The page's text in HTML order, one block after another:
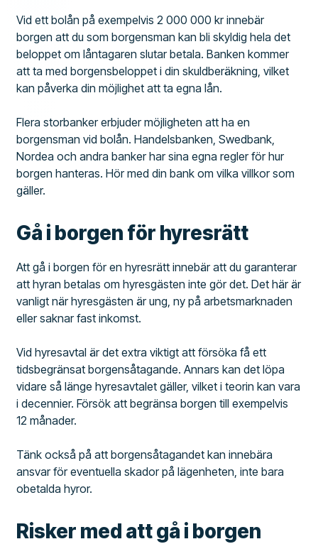
Vid ett bolån på exempelvis 2 000 000 kr innebär
borgen att du som borgensman kan bli skyldig hela det
beloppet om låntagaren slutar betala. Banken kommer
att ta med borgensbeloppet i din skuldberäkning, vilket
kan påverka din möjlighet att ta egna lån.
Flera storbanker erbjuder möjligheten att ha en
borgensman vid bolån. Handelsbanken, Swedbank,
Nordea och andra banker har sina egna regler för hur
borgen hanteras. Hör med din bank om vilka villkor som
gäller.
Gå i borgen för hyresrätt
Att gå i borgen för en hyresrätt innebär att du garanterar
att hyran betalas om hyresgästen inte gör det. Det här är
vanligt när hyresgästen är ung, ny på arbetsmarknaden
eller saknar fast inkomst.
Vid hyresavtal är det extra viktigt att försöka få ett
tidsbegränsat borgensåtagande. Annars kan det löpa
vidare så länge hyresavtalet gäller, vilket i teorin kan vara
i decennier. Försök att begränsa borgen till exempelvis
12 månader.
Tänk också på att borgensåtagandet kan innebära
ansvar för eventuella skador på lägenheten, inte bara
obetalda hyror.
Risker med att gå i borgen